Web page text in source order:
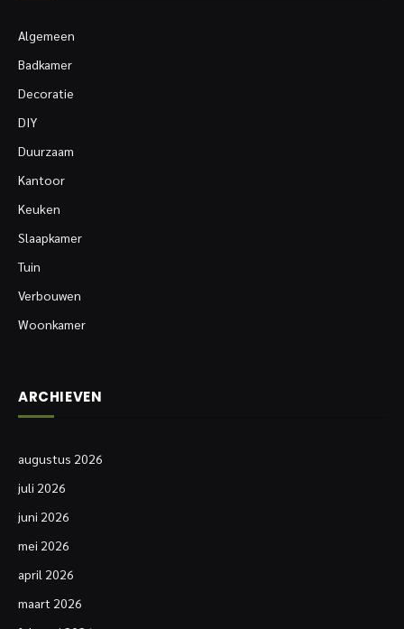
Algemeen
Badkamer
Decoratie
DIY
Duurzaam
Kantoor
Keuken
Slaapkamer
Tuin
Verbouwen
Woonkamer
ARCHIEVEN
augustus 2026
juli 2026
juni 2026
mei 2026
april 2026
maart 2026